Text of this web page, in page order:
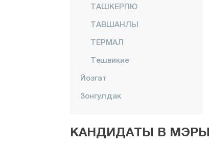
ТАШКЕРПЮ
ТАВШАНЛЫ
ТЕРМАЛ
Тешвикие
Йозгат
Зонгулдак
КАНДИДАТЫ В МЭРЫ